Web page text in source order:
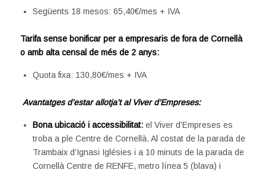
Següents 18 mesos: 65,40€/mes + IVA
Tarifa sense bonificar per a empresaris de fora de Cornellà
o amb alta censal de més de 2 anys:
Quota fixa: 130,80€/mes + IVA
Avantatges d’estar allotja’t al Viver d’Empreses:
Bona ubicació i accessibilitat: el Viver d’Empreses es
troba a ple Centre de Cornellà. Al costat de la parada de
Trambaix d’Ignasi Iglésies i a 10 minuts de la parada de
Cornellà Centre de RENFE, metro línea 5 (blava) i